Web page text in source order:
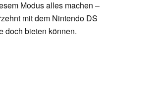
Modus alles machen –
mit dem Nintendo DS
doch bieten können.